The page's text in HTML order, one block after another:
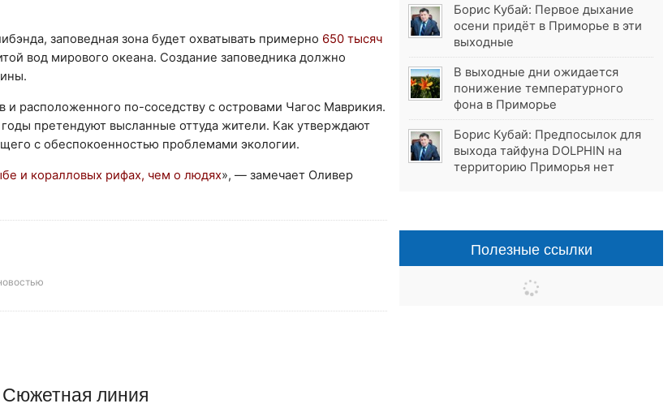
заповедная зона будет охватывать примерно 650 тысяч
вод мирового океана. Создание заповедника должно
расположенного по-соседству с островами Чагос Маврикия.
претендуют высланные оттуда жители. Как утверждают
с обеспокоенностью проблемами экологии.
и коралловых рифах, чем о людях», — замечает Оливер
Сюжетная линия
Борис Кубай: Первое дыхание
осени придёт в Приморье в эти
выходные
В выходные дни ожидается
понижение температурного
фона в Приморье
Борис Кубай: Предпосылок для
выхода тайфуна DOLPHIN на
территорию Приморья нет
Полезные ссылки